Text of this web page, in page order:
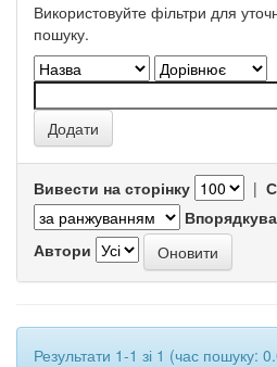
Використовуйте фільтри для
пошуку.
Вивести на сторінку |
Автори
Результати 1-1 зі 1 (час пошуку: